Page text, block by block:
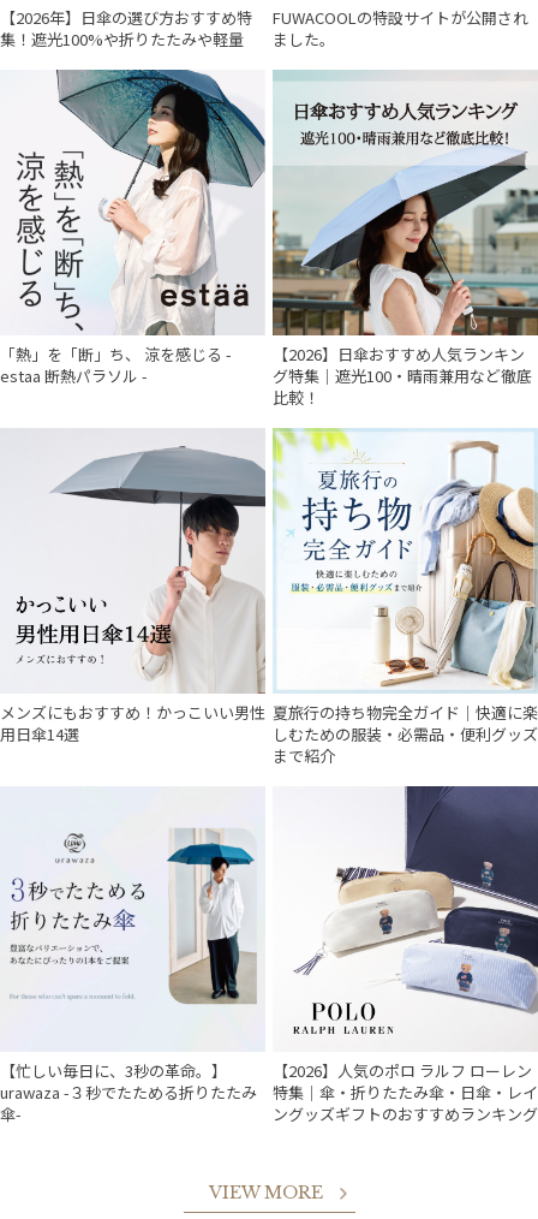
【2026年】日傘の選び方おすすめ特
集！遮光100%や折りたたみや軽量
FUWACOOLの特設サイトが公開され
ました。
「熱」を「断」ち、 涼を感じる -
estaa 断熱パラソル -
【2026】日傘おすすめ人気ランキン
グ特集｜遮光100・晴雨兼用など徹底
比較！
メンズにもおすすめ！かっこいい男性
用日傘14選
夏旅行の持ち物完全ガイド｜快適に楽
しむための服装・必需品・便利グッズ
まで紹介
【忙しい毎日に、3秒の革命。】
urawaza -３秒でたためる折りたたみ
傘-
【2026】人気のポロ ラルフ ローレン
特集｜傘・折りたたみ傘・日傘・レイ
ングッズギフトのおすすめランキング
VIEW MORE